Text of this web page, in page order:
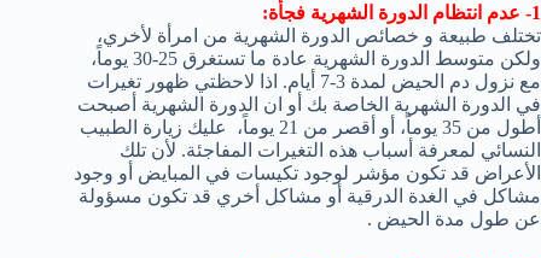
1- عدم انتظام الدورة الشهرية فجأة:
تختلف طبيعة و خصائص الدورة الشهرية من امرأة لأخري،
ولكن متوسط الدورة الشهرية عادة ما تستغرق 25-30 يوماً،
مع نزول دم الحيض لمدة 3-7 أيام. اذا لاحظتي ظهور تغيرات
في الدورة الشهرية الخاصة بك أو ان الدورة الشهرية أصبحت
أطول من 35 يوماً، أو أقصر من 21 يوماً، عليك زيارة الطبيب
النسائي لمعرفة أسباب هذه التغيرات المفاجئة. لأن تلك
الأعراض قد تكون مؤشر لوجود تكيسات في المبايض أو وجود
مشاكل في الغدة الدرقية أو مشاكل أخري قد تكون مسؤولة
عن طول مدة الحيض .